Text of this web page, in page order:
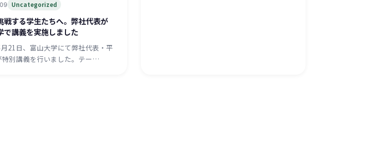
Uncategorized
戦する学生たちへ。弊社代表が
で講義を実施しました
21日、富山大学にて弊社代表・平
特別講義を行いました。テー…